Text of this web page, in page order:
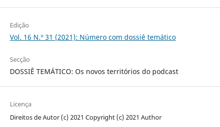
Edição
Vol. 16 N.º 31 (2021): Número com dossiê temático
Secção
DOSSIÊ TEMÁTICO: Os novos territórios do podcast
Licença
Direitos de Autor (c) 2021 Copyright (c) 2021 Author